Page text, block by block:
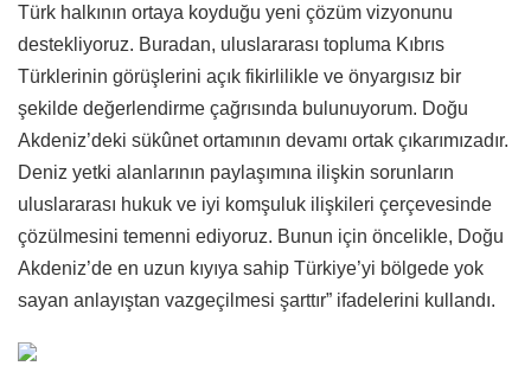
Türk halkının ortaya koyduğu yeni çözüm vizyonunu
destekliyoruz. Buradan, uluslararası topluma Kıbrıs
Türklerinin görüşlerini açık fikirlilikle ve önyargısız bir
şekilde değerlendirme çağrısında bulunuyorum. Doğu
Akdeniz’deki sükûnet ortamının devamı ortak çıkarımızadır.
Deniz yetki alanlarının paylaşımına ilişkin sorunların
uluslararası hukuk ve iyi komşuluk ilişkileri çerçevesinde
çözülmesini temenni ediyoruz. Bunun için öncelikle, Doğu
Akdeniz’de en uzun kıyıya sahip Türkiye’yi bölgede yok
sayan anlayıştan vazgeçilmesi şarttır” ifadelerini kullandı.